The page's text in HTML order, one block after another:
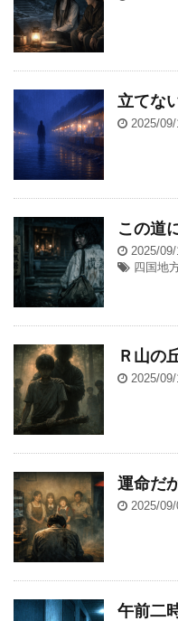
立てな
2025/
この道
2025/
四国地
Ｒ山の
2025/
運命だ
2025/
午前二